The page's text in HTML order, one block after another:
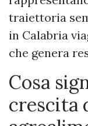
traiettoria
in Calabria
che genera
Cosa
crescita